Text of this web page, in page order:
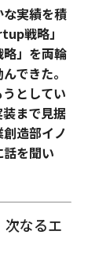
実績を積
戦略」
」を両輪
できた。
としてい
まで見据
造部イノ
を聞い
次なるエ